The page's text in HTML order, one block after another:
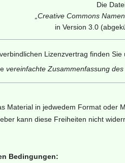
Die
Creative Commons
in Version 3.0
Lizenzvertrag finden Sie
vereinfachte Zusammenfassung des
Material in jedwedem Format oder
kann diese Freiheiten nicht
Bedingungen: